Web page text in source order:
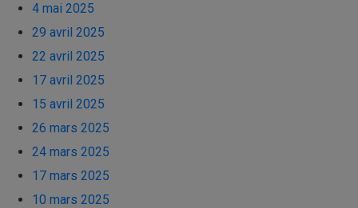
4 mai 2025
29 avril 2025
22 avril 2025
17 avril 2025
15 avril 2025
26 mars 2025
24 mars 2025
17 mars 2025
10 mars 2025